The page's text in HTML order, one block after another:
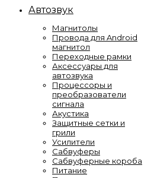
Автозвук
Магнитолы
Провода для Android
магнитол
Переходные рамки
Аксессуары для
автозвука
Процессоры и
преобразователи
сигнала
Акустика
Защитные сетки и
грили
Усилители
Сабвуферы
Сабвуферные короба
Питание